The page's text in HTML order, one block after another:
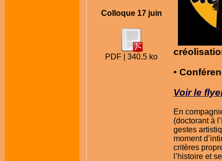
Colloque 17 juin
PDF | 340.5 ko
•
Voir le
En
(doctorant à
gestes
moment
critères
l’histoire et